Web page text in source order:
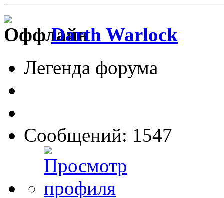
Darth Warlock
Легенда форума
Сообщений: 1547